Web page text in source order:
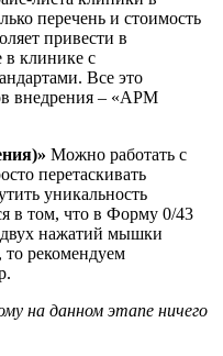
перечень и стоимость
привести в
в клинике с
Все это
внедрения – «АРМ
Можно работать с
перетаскивать
уникальность
в том, что в Форму 0/43
двух нажатий мышки
то рекомендуем
на данном этапе ничего